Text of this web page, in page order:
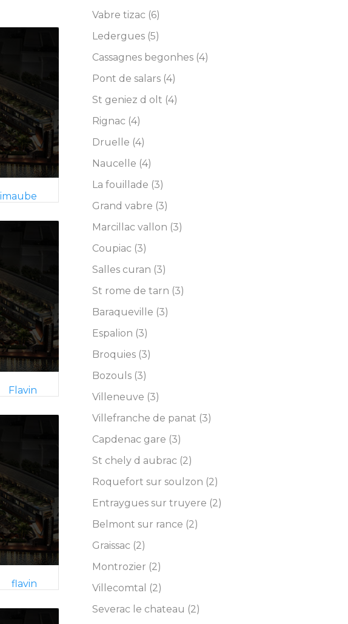
Flavin
flavin
Vabre tizac (6)
Ledergues (5)
Cassagnes begonhes (4)
Pont de salars (4)
St geniez d olt (4)
Rignac (4)
Druelle (4)
Naucelle (4)
La fouillade (3)
Grand vabre (3)
Marcillac vallon (3)
Coupiac (3)
Salles curan (3)
St rome de tarn (3)
Baraqueville (3)
Espalion (3)
Broquies (3)
Bozouls (3)
Villeneuve (3)
Villefranche de panat (3)
Capdenac gare (3)
St chely d aubrac (2)
Roquefort sur soulzon (2)
Entraygues sur truyere (2)
Belmont sur rance (2)
Graissac (2)
Montrozier (2)
Villecomtal (2)
Severac le chateau (2)